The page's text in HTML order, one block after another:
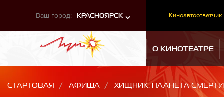
Ваш город: КРАСНОЯРСК Киноавтоответчик
О КИНОТЕАТРЕ
СТАРТОВАЯ АФИША ХИЩНИК: ПЛАНЕТА СМЕРТИ